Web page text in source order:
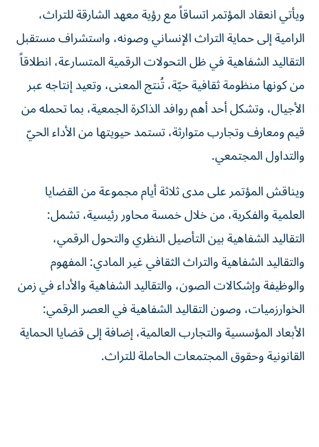
ويأتي انعقاد المؤتمر اتساقاً مع رؤية معهد الشارقة للتراث،
الرامية إلى حماية التراث الإنساني وصونه، واستشراف مستقبل
التقاليد الشفاهية في ظل التحولات الرقمية المتسارعة، انطلاقاً
من كونها منظومة ثقافية حيّة، تُنتج المعنى، وتعيد إنتاجه عبر
الأجيال، وتشكل أحد أهم روافد الذاكرة الجمعية، بما تحمله من
قيم ومعارف وتجارب متوارثة، تستمد حيويتها من الأداء الحيّ
والتداول المجتمعي.
ويناقش المؤتمر على مدى ثلاثة أيام مجموعة من القضايا
العلمية والفكرية، من خلال خمسة محاور رئيسية، تشمل:
التقاليد الشفاهية بين التأصيل النظري والتحول الرقمي،
والتقاليد الشفاهية والتراث الثقافي غير المادي: المفهوم
والوظيفة وإشكالات الصون، والتقاليد الشفاهية والأداء في زمن
الخوارزميات، وصون التقاليد الشفاهية في العصر الرقمي:
الأبعاد المؤسسية والتجارب العالمية، إضافة إلى قضايا الحماية
القانونية وحقوق المجتمعات الحاملة للتراث.